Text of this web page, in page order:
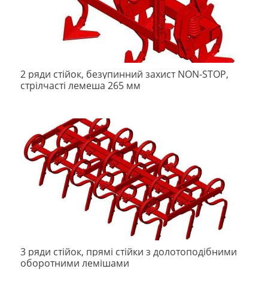
2 ряди стійок, безупинний захист NON-STOP,
стрілчасті лемеша 265 мм
3 ряди стійок, прямі стійки з долотоподібними
оборотними лемішами